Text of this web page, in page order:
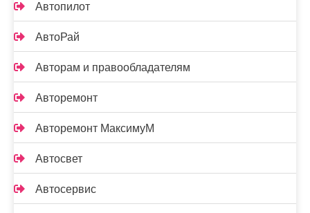
Автопилот
АвтоРай
Авторам и правообладателям
Авторемонт
Авторемонт МаксимуМ
Автосвет
Автосервис